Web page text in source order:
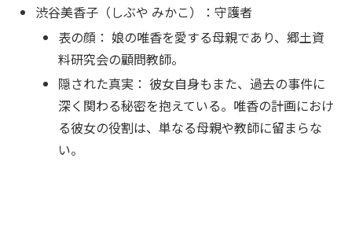
渋谷美香子（しぶや みかこ）：守護者
表の顔： 娘の唯香を愛する母親であり、郷土資
料研究会の顧問教師。
隠された真実： 彼女自身もまた、過去の事件に
深く関わる秘密を抱えている。唯香の計画におけ
る彼女の役割は、単なる母親や教師に留まらな
い。